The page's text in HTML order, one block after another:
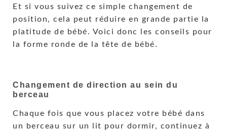
Et si vous suivez ce simple changement de
position, cela peut réduire en grande partie la
platitude de bébé. Voici donc les conseils pour
la forme ronde de la tête de bébé.
Changement de direction au sein du
berceau
Chaque fois que vous placez votre bébé dans
un berceau sur un lit pour dormir, continuez à